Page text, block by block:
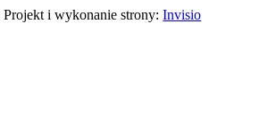
Projekt i wykonanie strony:Invisio